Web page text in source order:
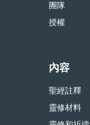
團隊
授權
內容
聖經註釋
靈修材料